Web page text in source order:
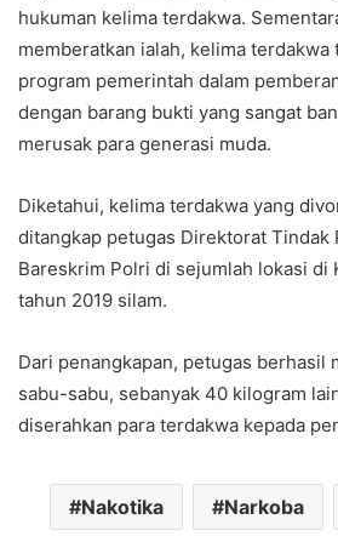
hukuman kelima terdakwa.
memberatkan ialah, kelima terdakwa
program pemerintah dalam
dengan barang bukti yang sangat
merusak para generasi muda.
Diketahui, kelima terdakwa yang
ditangkap petugas Direktorat Tindak
Bareskrim Polri di sejumlah lokasi di
tahun 2019 silam.
Dari penangkapan, petugas berhasil
sabu-sabu, sebanyak 40 kilogram
diserahkan para terdakwa kepada
Nakotika Narkoba